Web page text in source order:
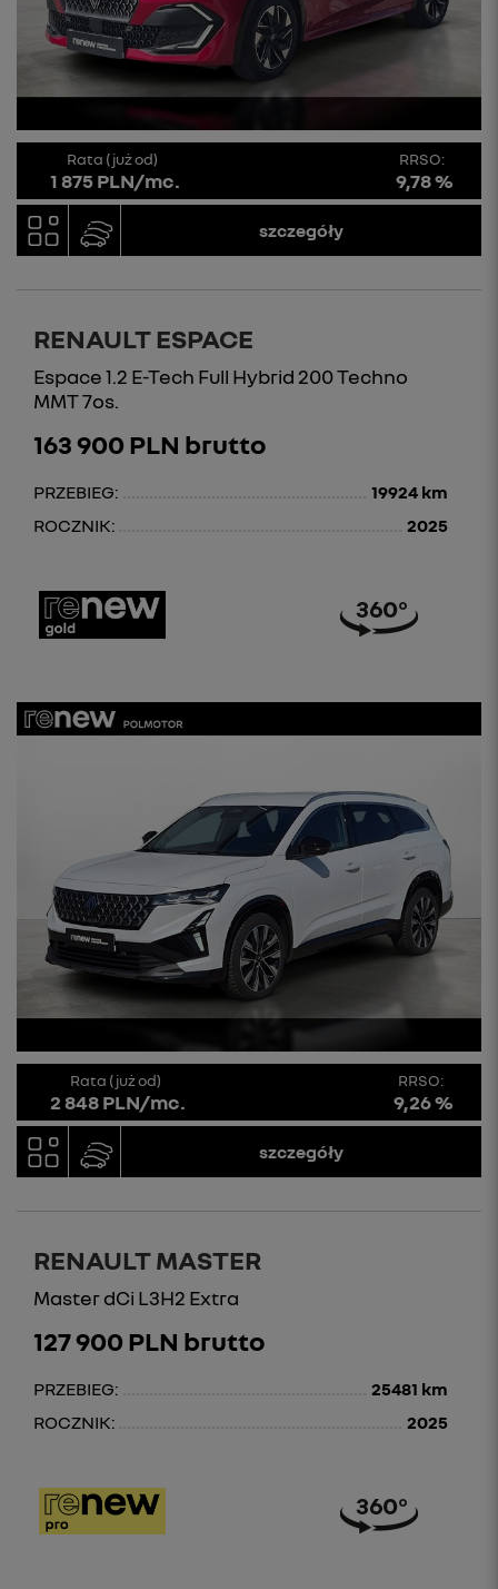
Rata (już od)
1 875 PLN/mc.
RRSO:
9,78 %
szczegóły
RENAULT ESPACE
Espace 1.2 E-Tech Full Hybrid 200 Techno
MMT 7os.
163 900 PLN brutto
PRZEBIEG:
19924 km
ROCZNIK:
2025
Rata (już od)
2 848 PLN/mc.
RRSO:
9,26 %
szczegóły
RENAULT MASTER
Master dCi L3H2 Extra
127 900 PLN brutto
PRZEBIEG:
25481 km
ROCZNIK:
2025